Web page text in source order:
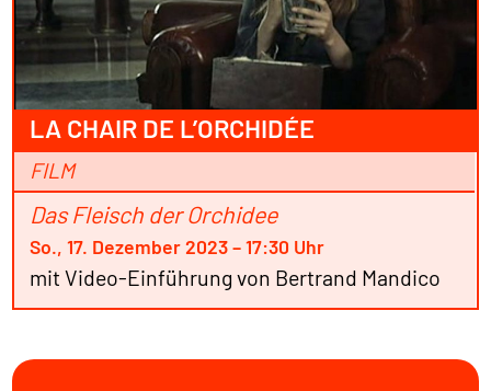
LA CHAIR DE L’ORCHIDÉE
FILM
Das Fleisch der Orchidee
So., 17. Dezember 2023 – 17:30 Uhr
mit Video-Einführung von Bertrand Mandico